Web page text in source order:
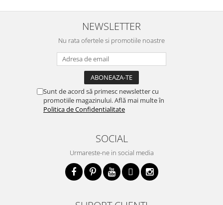
NEWSLETTER
Nu rata ofertele si promotiile noastre
Sunt de acord să primesc newsletter cu
promotiile magazinului. Află mai multe în
Politica de Confidentialitate
SOCIAL
Urmareste-ne in social media